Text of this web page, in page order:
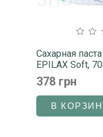
Сахарная
EPILAX Soft,
378 грн